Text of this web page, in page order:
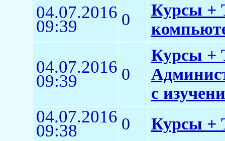
04.07.2016
09:39 0
Курсы +
04.07.2016
09:39 0
Курсы +
с
04.07.2016
09:38 0 Курсы +